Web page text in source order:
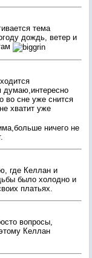
тема
дождь, ветер и
думаю,интересно
во сне уже снится
хватит уже
ничего не
где Келлан и
было холодно и
платьях.
вопросы,
Келлан